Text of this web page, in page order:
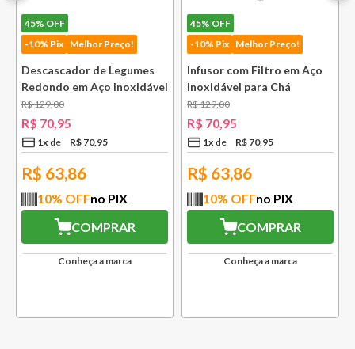
45% OFF
-10% Pix Melhor Preço!
Descascador de Legumes
Redondo em Aço Inoxidável
131 mm Bsf
R$129,00
R$ 70,95
1x R$ 70,95
R$ 63,86
10% OFFno PIX
COMPRAR
Conheça a marca
45% OFF
-10% Pix Melhor Preço!
Infusor com Filtro em Aço
Inoxidável para Chá
Lausanne Bsf
R$129,00
R$ 70,95
1x R$ 70,95
R$ 63,86
10% OFFno PIX
COMPRAR
Conheça a marca